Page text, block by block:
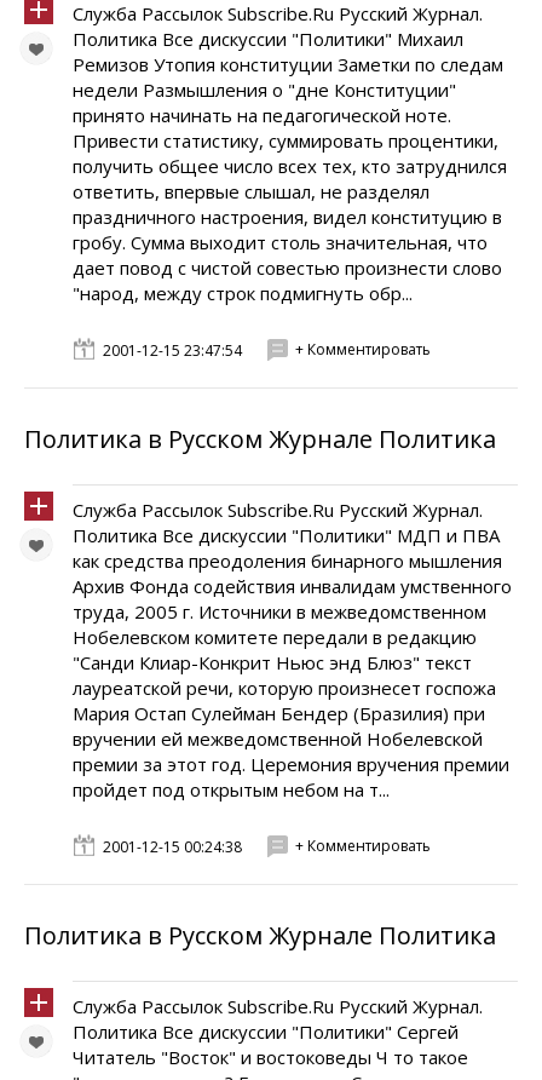
Служба Рассылок Subscribe.Ru Русский Журнал.
Политика Все дискуссии "Политики" Михаил
Ремизов Утопия конституции Заметки по следам
недели Размышления о "дне Конституции"
принято начинать на педагогической ноте.
Привести статистику, суммировать процентики,
получить общее число всех тех, кто затруднился
ответить, впервые слышал, не разделял
праздничного настроения, видел конституцию в
гробу. Сумма выходит столь значительная, что
дает повод с чистой совестью произнести слово
"народ, между строк подмигнуть обр...
2001-12-15 23:47:54 + Комментировать
Политика в Русском Журнале Политика
Служба Рассылок Subscribe.Ru Русский Журнал.
Политика Все дискуссии "Политики" МДП и ПВА
как средства преодоления бинарного мышления
Архив Фонда содействия инвалидам умственного
труда, 2005 г. Источники в межведомственном
Нобелевском комитете передали в редакцию
"Санди Клиар-Конкрит Ньюс энд Блюз" текст
лауреатской речи, которую произнесет госпожа
Мария Остап Сулейман Бендер (Бразилия) при
вручении ей межведомственной Нобелевской
премии за этот год. Церемония вручения премии
пройдет под открытым небом на т...
2001-12-15 00:24:38 + Комментировать
Политика в Русском Журнале Политика
Служба Рассылок Subscribe.Ru Русский Журнал.
Политика Все дискуссии "Политики" Сергей
Читатель "Восток" и востоковеды Ч то такое